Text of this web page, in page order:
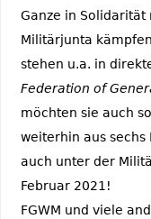
Ganze in
Militärjunta
stehen u.a. in
Federation of
möchten sie auch
weiterhin aus sechs
auch unter der
Februar 2021!
FGWM und viele